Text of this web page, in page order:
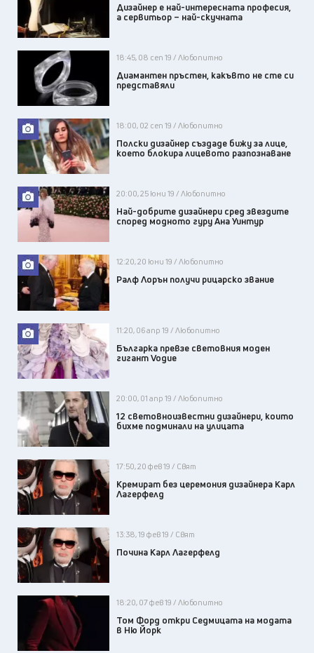
Дизайнер е най-интересната професия,
а сервитьор – най-скучната
18:45, 08 сеп 19 / Любопитно
Диамантен пръстен, какъвто не сте си
представяли
18:00, 02 сеп 19 / Любопитно
Полски дизайнер създаде бижу за лице,
което блокира лицевото разпознаване
20:00, 25 юни 19 / Любопитно
Най-добрите дизайнери сред звездите
според модното гуру Ана Уинтур
12:20, 20 юни 19 / Любопитно
Ралф Лорън получи рицарско звание
11:20, 06 апр 19 / Любопитно
Българка превзе световния моден
гигант Vogue
20:00, 01 апр 19 / Любопитно
12 световноизвестни дизайнери, които
бихме подминали на улицата
17:50, 20 фев 19 / Свят
Кремират без церемония дизайнера Карл
Лагерфелд
13:38, 19 фев 19 / Свят
Почина Карл Лагерфелд
18:20, 07 фев 19 / Любопитно
Том Форд откри Седмицата на модата
в Ню Йорк